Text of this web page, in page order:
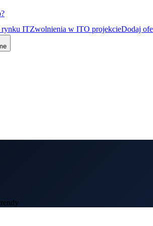
rynku ITZwolnienia w ITO projekcieDodaj